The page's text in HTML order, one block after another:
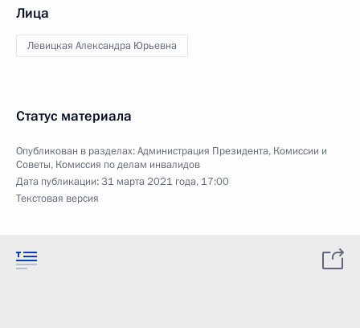
Лица
Левицкая Александра Юрьевна
Статус материала
Опубликован в разделах:Администрация Президента, Комиссии и
Советы, Комиссия по делам инвалидов
Дата публикации:31 марта 2021 года, 17:00
Текстовая версия